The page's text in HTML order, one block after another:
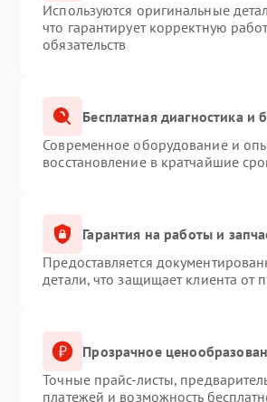
Используются оригинальные
что гарантирует корректную
обязательств
Бесплатная диагностика и
Современное оборудование и
восстановление в кратчайшие
Гарантия на работы и
Предоставляется
детали, что защищает клиента от
Прозрачное
Точные прайс-листы,
платежей и возможность